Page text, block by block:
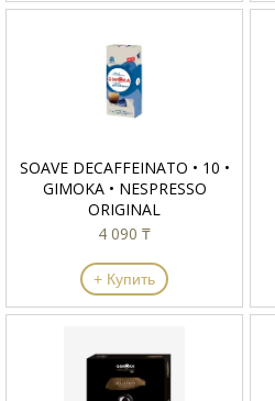
SOAVE DECAFFEINATO • 10 •
GIMOKA • NESPRESSO
ORIGINAL
4 090 ₸
+ Купить